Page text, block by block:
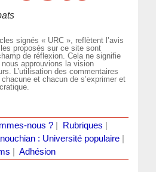
signés « URC », reflètent l’avis
proposés sur ce site sont
de réflexion. Cela ne signifie
approuvions la vision
L’utilisation des commentaires
et chacun de s’exprimer et
nous ?| Rubriques
: Université populaire
Adhésion